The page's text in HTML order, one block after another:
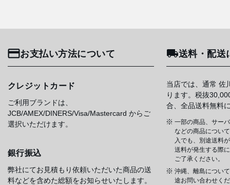
お支払い方法について
クレジットカード
ご利用ブランドは、
JCB/AMEX/DINERS/Visa/Mastercard からご
選択いただけます。
銀行振込
弊社にてお見積もり依頼いただいた商品の送
料などを含めた総額をお知らせいたします。
送料・配送
当店では、通常 佐
ります。税抜
合、全品送料無料
一部の商品、サー
などの商品につい
入でも、別途送料
送料が発生する際
ご了承ください。
沖縄、離島につい
途お問い合わせく